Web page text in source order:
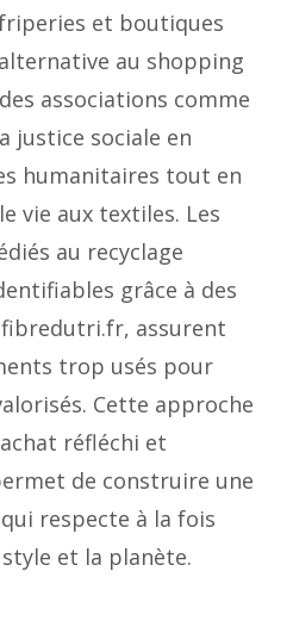
et boutiques
au shopping
associations comme
justice sociale en
humanitaires tout en
vie aux textiles. Les
au recyclage
grâce à des
assurent
trop usés pour
Cette approche
réfléchi et
de construire une
respecte à la fois
et la planète.